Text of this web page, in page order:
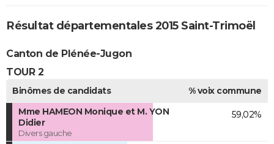
Résultat départementales 2015 Saint-Trimoël
Canton de Plénée-Jugon
TOUR 2
Binômes de candidats
% voix commune
Mme HAMEON Monique et M. YON
Didier
Divers gauche
59,02%